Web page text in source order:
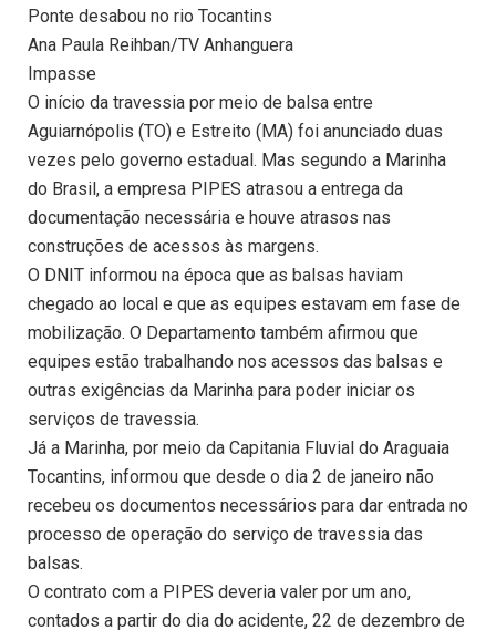
Ponte desabou no rio Tocantins
Ana Paula Reihban/TV Anhanguera
Impasse
O início da travessia por meio de balsa entre
Aguiarnópolis (TO) e Estreito (MA) foi anunciado duas
vezes pelo governo estadual. Mas segundo a Marinha
do Brasil, a empresa PIPES atrasou a entrega da
documentação necessária e houve atrasos nas
construções de acessos às margens.
O DNIT informou na época que as balsas haviam
chegado ao local e que as equipes estavam em fase de
mobilização. O Departamento também afirmou que
equipes estão trabalhando nos acessos das balsas e
outras exigências da Marinha para poder iniciar os
serviços de travessia.
Já a Marinha, por meio da Capitania Fluvial do Araguaia
Tocantins, informou que desde o dia 2 de janeiro não
recebeu os documentos necessários para dar entrada no
processo de operação do serviço de travessia das
balsas.
O contrato com a PIPES deveria valer por um ano,
contados a partir do dia do acidente, 22 de dezembro de